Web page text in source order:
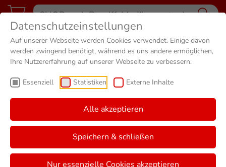
Datenschutzeinstellungen
Auf unserer Webseite werden Cookies verwendet. Einige davon
werden zwingend benötigt, während es uns andere ermöglichen,
Ihre Nutzererfahrung auf unserer Webseite zu verbessern.
Essenziell Statistiken Externe Inhalte
Alle akzeptieren
Speichern & schließen
Nur essenzielle Cookies akzeptieren